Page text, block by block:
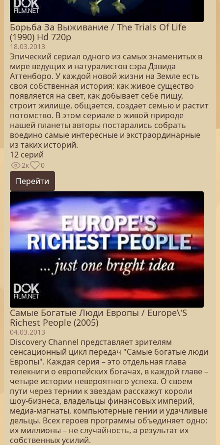
Борьба За Выживание / The Trials Of Life
(1990) Hd 720p
18.03.2013
Эпический сериал одного из самых знаменитых в
мире ведущих и натуралистов сэра Дэвида
Аттенборо. У каждой новой жизни на Земле есть
своя собственная история: как живое существо
появляется на свет, как добывает себе пищу,
строит жилище, общается, создает семью и растит
потомство. В этом сериале о живой природе
нашей планеты авторы постарались собрать
воедино самые интересные и экстраординарные
из таких историй.
12 серий
2к 0
Перейти
Самые Богатые Люди Европы / Europe\'S
Richest People (2005)
04.03.2013
Discovery Channel представляет зрителям
сенсационный цикл передач "Самые богатые люди
Европы". Каждая серия – это отдельная глава
телекниги о европейских богачах, в каждой главе –
четыре истории невероятного успеха. О своем
пути через тернии к звездам расскажут короли
шоу-бизнеса, владельцы финансовых империй,
медиа-магнаты, компьютерные гении и удачливые
дельцы. Всех героев программы объединяет одно:
их миллионы – не случайность, а результат их
собственных усилий.